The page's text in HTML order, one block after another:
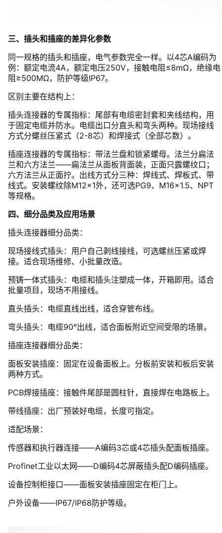
三、插头和插座的差异化参数
同一规格的插头和插座，电气参数完全一样。以4芯A编码为
例：额定电流4A，额定电压250V，接触电阻≤8mΩ，绝缘电
阻≥500MΩ，防护等级IP67。
区别主要在结构上：
插头连接器的专属指标：尾部有电缆密封套和夹线结构，用
于固定电缆并防水。电缆出口分直头和弯头两种。现场接线
方式分螺丝压紧式（2-8芯）和焊接式（全部芯数）。
插座连接器的专属指标：带法兰盘和锁紧螺母。法兰分扁法
兰和六方法兰——扁法兰从面板背面装，正面只露螺纹口；
六方法兰从正面拧。出线方式分三种：焊线式、焊板式、带
线式。安装螺纹除M12×1外，还可选PG9、M16×1.5、NPT
等规格。
四、细分品类及应用场景
插头连接器细分品类：
现场接线式插头：用户自己剥线接线，可选螺丝压紧或焊
接。适合现场维修、小批量改造。
预铸一体式插头：电缆和插头注塑成一体，开箱即用。适合
批量项目，现场不用接线。
直头插头：电缆直线出线，适合穿管布线。
弯头插头：电缆90°出线，适合面板附近空间受限的场景。
插座连接器细分品类：
面板安装插座：固定在设备面板上。分板前安装和板后安装
两种方式。
PCB焊接插座：接触件尾部是圆柱针，直接焊在电路板上。
带线插座：出厂预装好电缆，长度可指定。
适配场景：
传感器和执行器连接——A编码3芯或4芯插头配面板插座。
Profinet工业以太网——D编码4芯屏蔽插头配D编码插座。
设备控制柜接口——面板安装插座固定在柜门上。
户外设备——IP67/IP68防护等级。